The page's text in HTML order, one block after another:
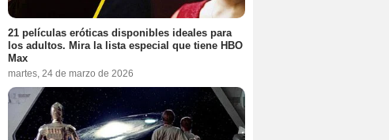
21 películas eróticas disponibles ideales para
los adultos. Mira la lista especial que tiene HBO
Max
martes, 24 de marzo de 2026